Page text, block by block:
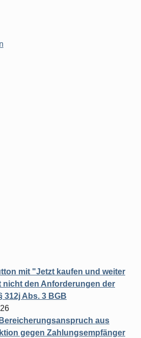
mit "Jetzt kaufen und weiter
den Anforderungen der
312j Abs. 3 BGB
aus
gegen Zahlungsempfänger